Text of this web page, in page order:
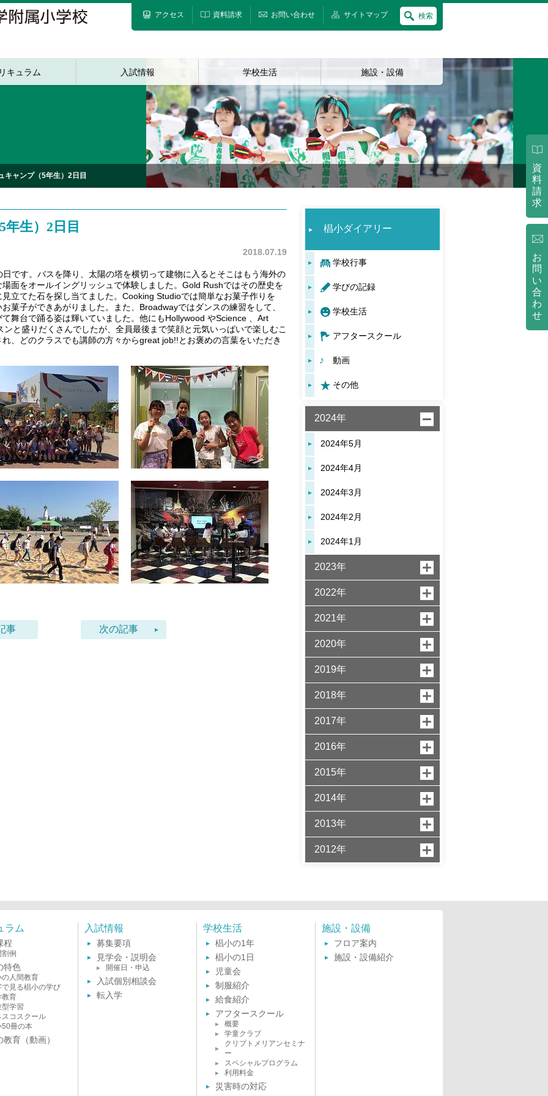
アクセス 資料請求 お問い合わせ サイトマップ 検索
キュラム 入試情報 学校生活 施設・設備
キャンプ（5年生）2日目
生）2日目
2018.07.19
です。バスを降り、太陽の塔を横切って建物に入るとそこはもう海外の
面をオールイングリッシュで体験しました。Gold Rushではその歴史を
立てた石を探し当てました。Cooking Studioでは簡単なお菓子作りを
菓子ができあがりました。また、Broadwayではダンスの練習をして、
舞台で踊る姿は輝いていました。他にもHollywood やScience 、Art
と盛りだくさんでしたが、全員最後まで笑顔と元気いっぱいで楽しむこ
、どのクラスでも講師の方々からgreat job!!とお褒めの言葉をいただき
事 次の記事
椙小ダイアリー
学校行事
学びの記録
学校生活
アフタースクール
動画
その他
2024年
2024年5月
2024年4月
2024年3月
2024年2月
2024年1月
2023年
2022年
2021年
2020年
2019年
2018年
2017年
2016年
2015年
2014年
2013年
2012年
資
料
請
求
お
問
い
合
わ
せ
ラム
程
例
特色
の人間教育
で見る椙小の学び
教育
型学習
スコスクール
50冊の本
教育（動画）
入試情報
募集要項
見学会・説明会
開催日・申込
入試個別相談会
転入学
学校生活
椙小の1年
椙小の1日
児童会
制服紹介
給食紹介
アフタースクール
概要
学童クラブ
クリプトメリアンセミナ
ー
スペシャルプログラム
利用料金
災害時の対応
施設・設備
フロア案内
施設・設備紹介